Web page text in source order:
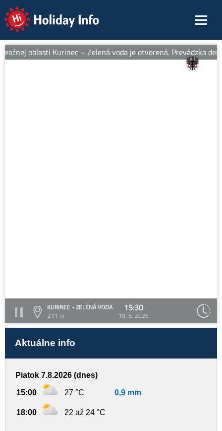
Holiday Info
oblasti Kurinec – Zelená voda je otvorená. Prevádzka
KURINEC - ZELENÁ VODA
211 m
15:30
10. 5. 2026
Aktuálne info
Piatok 7.8.2026 (dnes)
15:00 27 °C 0,9 mm
18:00 22 až 24 °C